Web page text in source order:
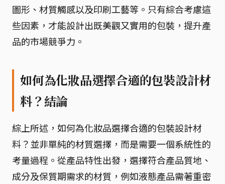
圖形、材質觸感以及印刷工藝等。只有綜合考慮這
些因素，才能設計出既美觀又實用的包裝，提升產
品的市場競爭力。
如何為化妝品選擇合適的包裝設計材
料？結論
綜上所述，如何為化妝品選擇合適的包裝設計材
料？並非單純的材質選擇，而是需要一個系統性的
考量過程。從產品特性出發，選擇符合產品質地、
成分及保質期需求的材質，例如液態產品需著重密